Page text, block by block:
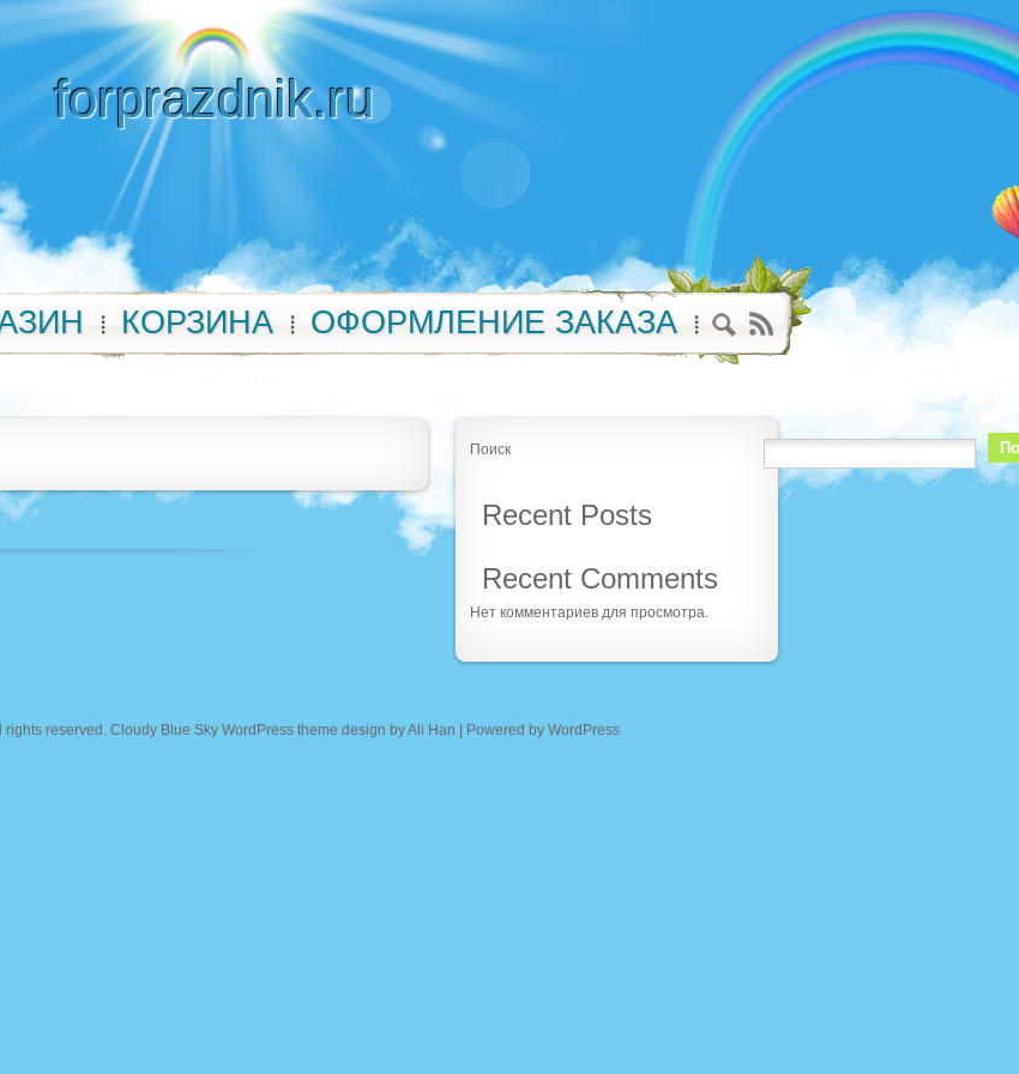
forprazdnik.ru
КОРЗИНА ОФОРМЛЕНИЕ ЗАКАЗА
Поиск
Recent Posts
Recent Comments
Нет комментариев для просмотра.
rights reserved. Cloudy Blue Sky WordPress theme design byAli Han | Powered by WordPress